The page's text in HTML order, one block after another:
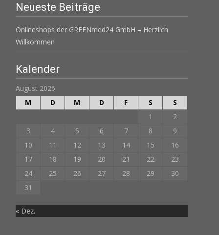
Neueste Beiträge
Onlineshops der GREENmed24 GmbH – Herzlich
Willkommen
Kalender
August 2026
M
D M D F S
S
1
2
3
4 5 6 7 8
9
10
11 12 13 14 15
16
17
18 19 20 21 22
23
24
25 26 27 28 29
30
31
« Dez.